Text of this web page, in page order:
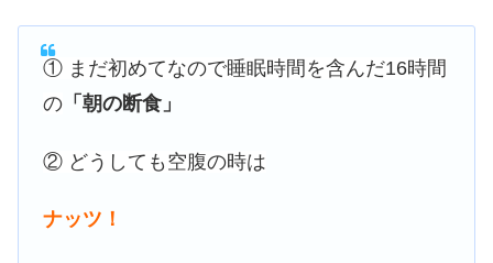
① まだ初めてなので睡眠時間を含んだ16時間
の 「朝の断食」
② どうしても空腹の時は
ナッツ！